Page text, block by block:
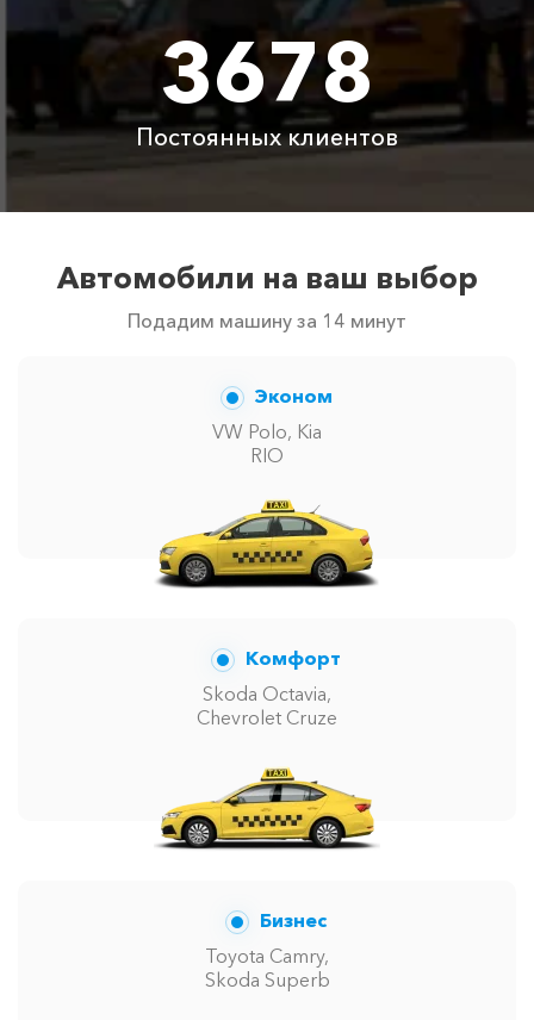
Цены по акции ограничены количеством свободных
автомобилей в г Голубицкая. Точную цену вам
сообщит менеджер при заказе.
3678
Постоянных клиентов
Автомобили на ваш выбор
Подадим машину за 14 минут
Эконом
VW Polo, Kia
RIO
Комфорт
Skoda Octavia,
Chevrolet Cruze
Бизнес
Toyota Camry,
Skoda Superb